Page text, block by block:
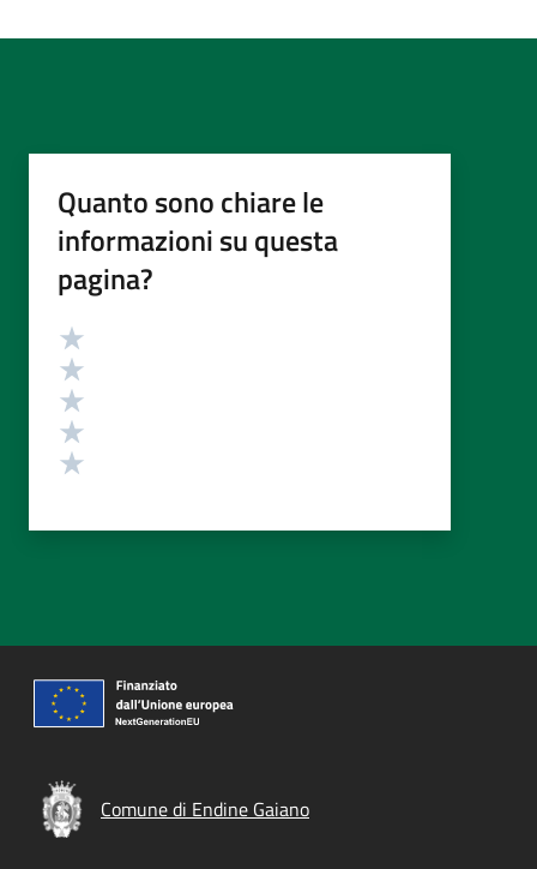
Quanto sono chiare le
informazioni su questa
pagina?
Valutazione
Comune di Endine Gaiano